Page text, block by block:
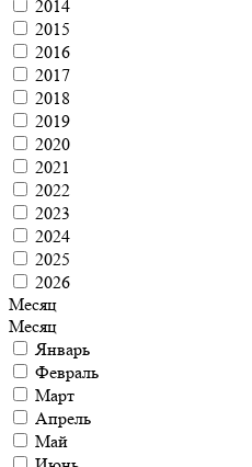
2014
2015
2016
2017
2018
2019
2020
2021
2022
2023
2024
2025
2026
Месяц
Месяц
Январь
Февраль
Март
Апрель
Май